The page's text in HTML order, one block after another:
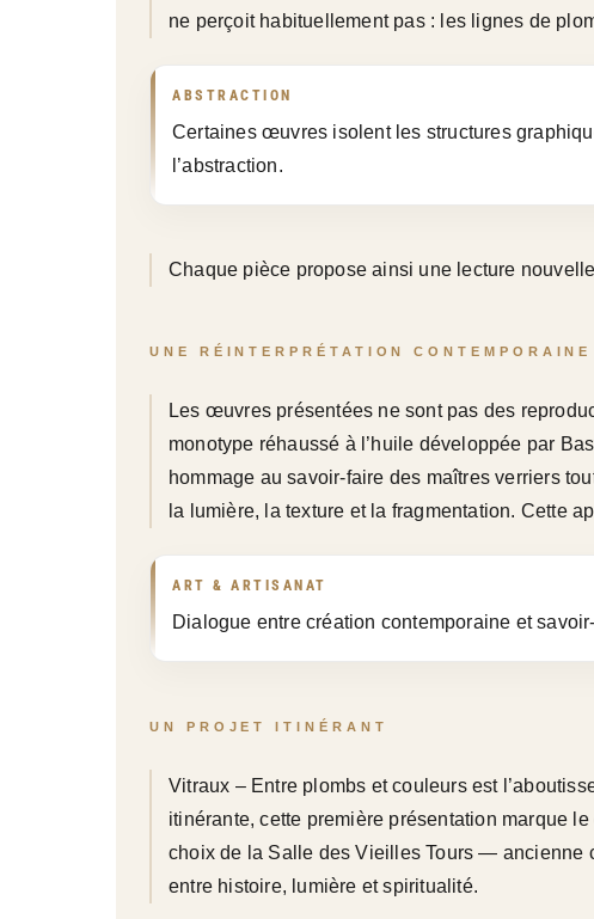
ne perçoit habituellement pas : les lignes de
ABSTRACTION
Certaines œuvres isolent les structures
l’abstraction.
Chaque pièce propose ainsi une lecture
UNE RÉINTERPRÉTATION CONTEMPORAINE
Les œuvres présentées ne sont pas des
monotype réhaussé à l’huile développée par
hommage au savoir-faire des maîtres verriers
la lumière, la texture et la fragmentation. Cette
ART & ARTISANAT
Dialogue entre création contemporaine et
UN PROJET ITINÉRANT
Vitraux – Entre plombs et couleurs est
itinérante, cette première présentation marque
choix de la Salle des Vieilles Tours — ancienne
entre histoire, lumière et spiritualité.